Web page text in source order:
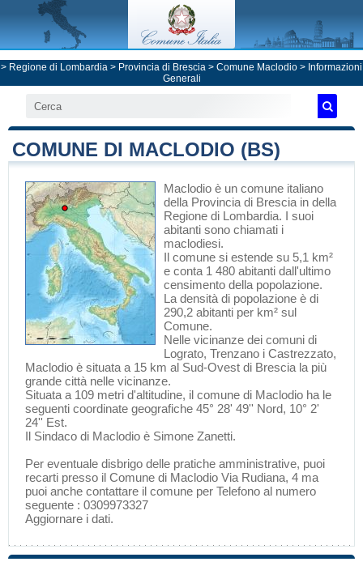
> Regione di Lombardia > Provincia di Brescia > Comune Maclodio > Informazioni
Generali
COMUNE DI MACLODIO (BS)
Maclodio è un comune italiano
della Provincia di Brescia in della
Regione di Lombardia. I suoi
abitanti sono chiamati i
maclodiesi.
Il comune si estende su 5,1 km²
e conta 1 480 abitanti dall'ultimo
censimento della popolazione.
La densità di popolazione è di
290,2 abitanti per km² sul
Comune.
Nelle vicinanze dei comuni di
Lograto, Trenzano i Castrezzato,
Maclodio è situata a 15 km al Sud-Ovest di Brescia la più
grande città nelle vicinanze.
Situata a 109 metri d'altitudine, il comune di Maclodio ha le
seguenti coordinate geografiche 45° 28' 49'' Nord, 10° 2'
24'' Est.
Il Sindaco di Maclodio è Simone Zanetti.
Per eventuale disbrigo delle pratiche amministrative, puoi
recarti presso il Comune di Maclodio Via Rudiana, 4 ma
puoi anche contattare il comune per Telefono al numero
seguente : 0309973327
Aggiornare i dati.